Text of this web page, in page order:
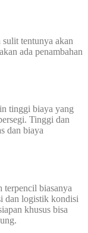
tentunya akan
ada penambahan
tinggi biaya yang
Tinggi dan
dan biaya
terpencil biasanya
dan logistik kondisi
khusus bisa